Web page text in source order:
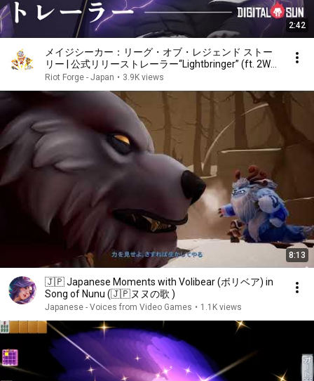
2:42
メイジシーカー：リーグ・オブ・レジェンド ストー
リー | 公式リリーストレーラー“Lightbringer” (ft. 2WEI,
Ali Christenhusz)
Riot Forge - Japan • 3.9K views
8:13
🇯🇵 Japanese Moments with Volibear (ボリベア) in
Song of Nunu (🇯🇵ヌヌの歌 )
Japanese - Voices from Video Games • 1.1K views